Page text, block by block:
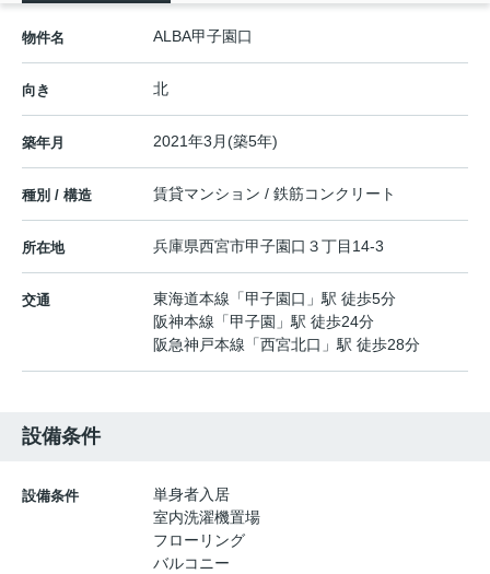
物件名 ALBA甲子園口
向き 北
築年月 2021年3月(築5年)
種別 / 構造 賃貸マンション / 鉄筋コンクリート
所在地 兵庫県西宮市甲子園口 ３丁目14‐3
交通 東海道本線 「甲子園口 」駅 徒歩5分
阪神本線 「甲子園 」駅 徒歩24分
阪急神戸本線 「西宮北口 」駅 徒歩28分
設備条件
設備条件
単身者入居
室内洗濯機置場
フローリング
バルコニー